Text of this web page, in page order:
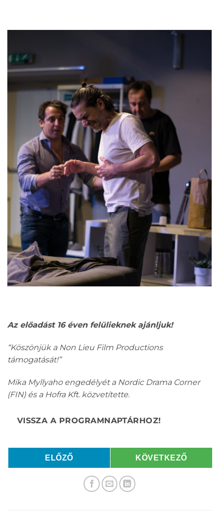
Az előadást 16 éven felülieknek ajánljuk!
“Köszönjük a Non Lieu Film Productions
támogatását!”
Mika Myllyaho engedélyét a Nordic Drama Corner
(FIN) és a Hofra Kft. közvetítette.
ELŐZŐ KÖVETKEZŐ